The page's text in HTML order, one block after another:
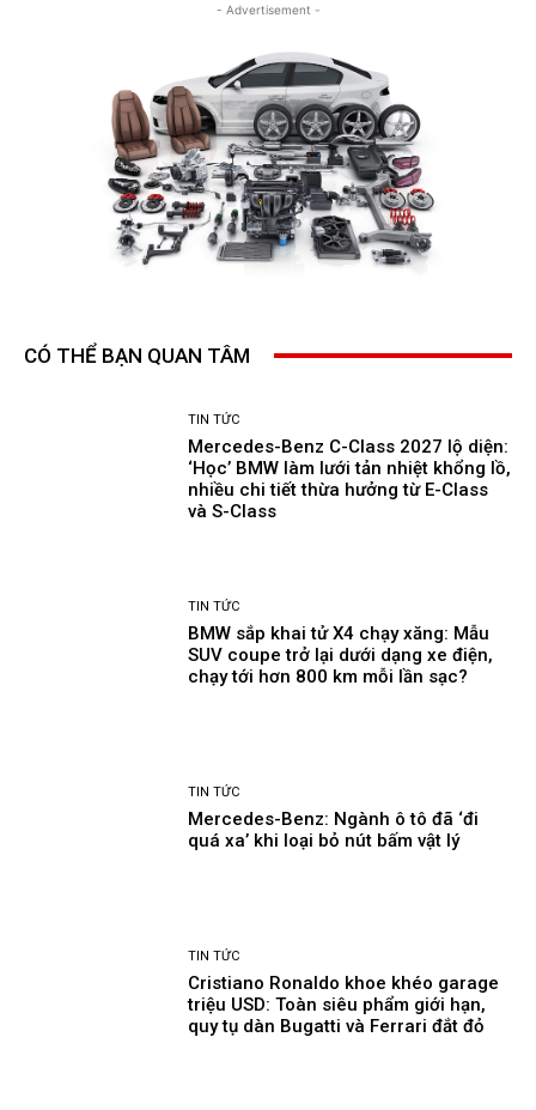
- Advertisement -
CÓ THỂ BẠN QUAN TÂM
TIN TỨC
Mercedes-Benz C-Class 2027 lộ diện:
‘Học’ BMW làm lưới tản nhiệt khổng lồ,
nhiều chi tiết thừa hưởng từ E-Class
và S-Class
TIN TỨC
BMW sắp khai tử X4 chạy xăng: Mẫu
SUV coupe trở lại dưới dạng xe điện,
chạy tới hơn 800 km mỗi lần sạc?
TIN TỨC
Mercedes-Benz: Ngành ô tô đã ‘đi
quá xa’ khi loại bỏ nút bấm vật lý
TIN TỨC
Cristiano Ronaldo khoe khéo garage
triệu USD: Toàn siêu phẩm giới hạn,
quy tụ dàn Bugatti và Ferrari đắt đỏ